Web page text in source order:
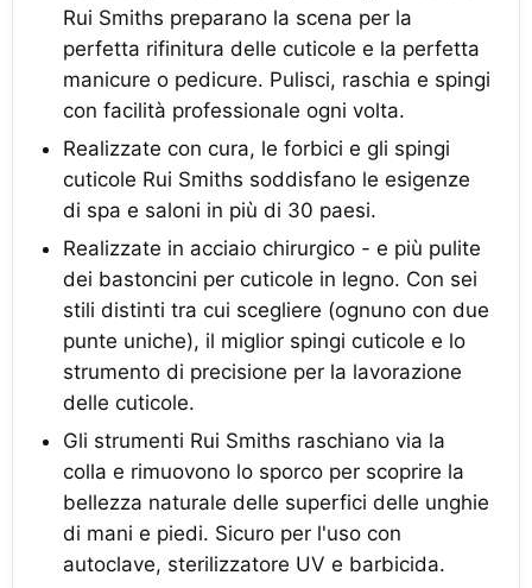
Rui Smiths preparano la scena per la
perfetta rifinitura delle cuticole e la perfetta
manicure o pedicure. Pulisci, raschia e spingi
con facilità professionale ogni volta.
Realizzate con cura, le forbici e gli spingi
cuticole Rui Smiths soddisfano le esigenze
di spa e saloni in più di 30 paesi.
Realizzate in acciaio chirurgico - e più pulite
dei bastoncini per cuticole in legno. Con sei
stili distinti tra cui scegliere (ognuno con due
punte uniche), il miglior spingi cuticole e lo
strumento di precisione per la lavorazione
delle cuticole.
Gli strumenti Rui Smiths raschiano via la
colla e rimuovono lo sporco per scoprire la
bellezza naturale delle superfici delle unghie
di mani e piedi. Sicuro per l'uso con
autoclave, sterilizzatore UV e barbicida.